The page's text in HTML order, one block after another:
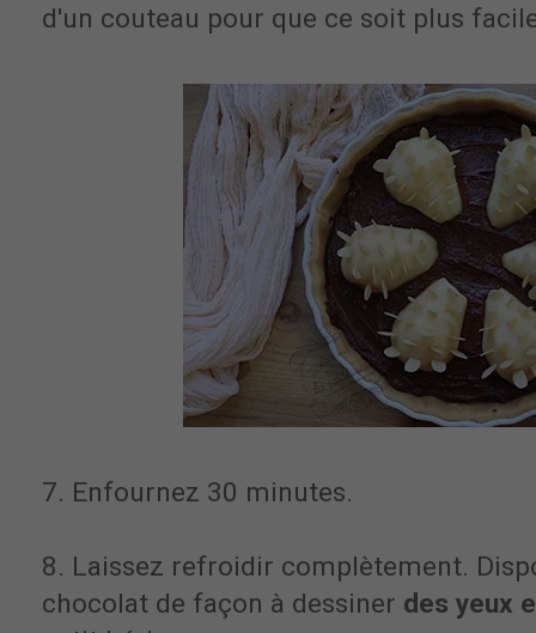
d'un couteau pour que ce soit plus
7. Enfournez 30 minutes.
8. Laissez refroidir complètement.
chocolat de façon à dessiner des yeux